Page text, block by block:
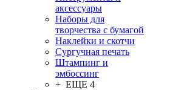
аксессуары
Наборы для
творчества с бумагой
Наклейки и скотчи
Сургучная печать
Штампинг и
эмбоссинг
+ ЕЩЕ 4